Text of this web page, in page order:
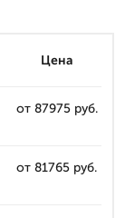
Цена
от 87975 руб.
от 81765 руб.